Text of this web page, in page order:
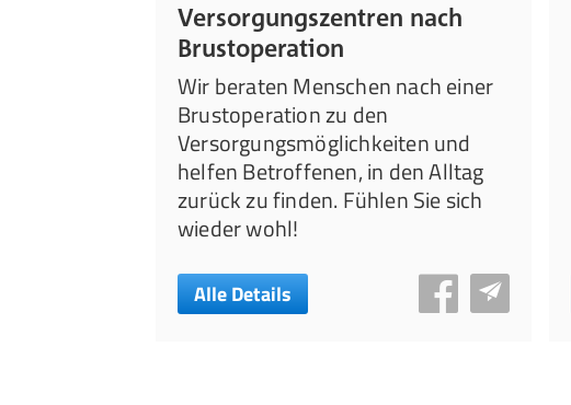
Versorgungszentren nach
Brustoperation
Wir beraten Menschen nach einer
Brustoperation zu den
Versorgungsmöglichkeiten und
helfen Betroffenen, in den Alltag
zurück zu finden. Fühlen Sie sich
wieder wohl!
Alle Details